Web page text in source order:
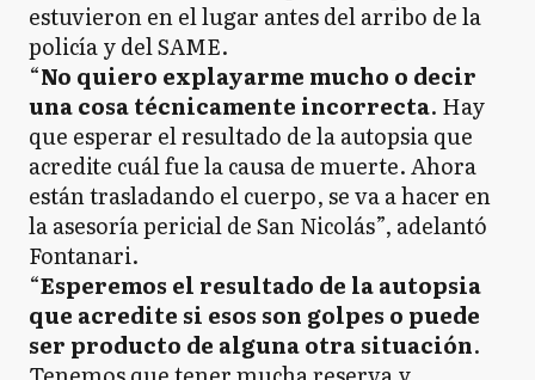
estuvieron en el lugar antes del arribo de la
policía y del SAME.
“No quiero explayarme mucho o decir
una cosa técnicamente incorrecta. Hay
que esperar el resultado de la autopsia que
acredite cuál fue la causa de muerte. Ahora
están trasladando el cuerpo, se va a hacer en
la asesoría pericial de San Nicolás”, adelantó
Fontanari.
“Esperemos el resultado de la autopsia
que acredite si esos son golpes o puede
ser producto de alguna otra situación.